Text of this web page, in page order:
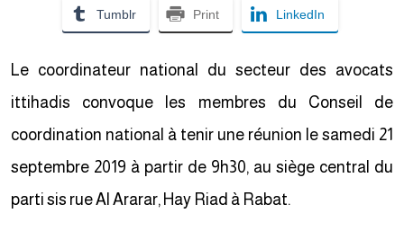
Tumblr Print LinkedIn
Le coordinateur national du secteur des avocats
ittihadis convoque les membres du Conseil de
coordination national à tenir une réunion le samedi 21
septembre 2019 à partir de 9h30, au siège central du
parti sis rue Al Ararar, Hay Riad à Rabat.